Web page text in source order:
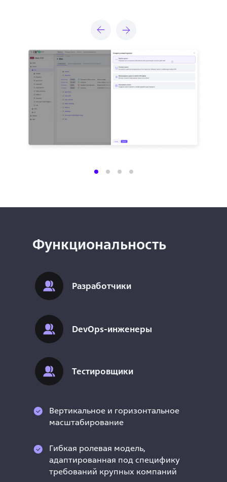
Функциональность
Вертикальное и горизонтальное
масштабирование
Гибкая ролевая модель,
адаптированная под специфику
требований крупных компаний
DevOps-инженеры
Разработчики
Тестировщики